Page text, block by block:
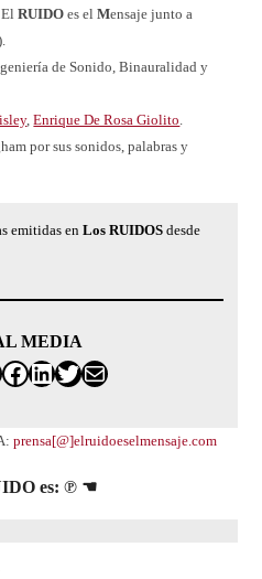
ElRUIDO es elMensaje junto a
de Sonido, Binauralidad y
,Enrique De Rosa Giolito.
por sus sonidos, palabras y
emitidas enLos RUIDOS desde
MEDIA
Facebook
LinkedIn
Twitter
Correo electrónico
prensa[@]elruidoeselmensaje.com
es: ℗ ☚